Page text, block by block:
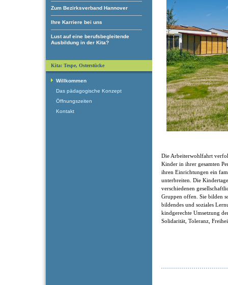
Zum Bezirksverband Hannover
Ihre Karriere bei uns
Lust auf eine berufsbegleitende
Ausbildung in der Kita?
Die Arbeiterwohlfahrt
Kinder in ihrer gesamten
ihren Einrichtungen ein
unterbreiten. Die
verschiedenen
Gruppen offen. Sie bilden
bildendes und soziales
kindgerechte Umsetzung
Solidarität, Toleranz,
Kita: Tespe, Osterstücke
Willkommen
Das pädagogische Konzept
Öffnungszeiten
Kontakt